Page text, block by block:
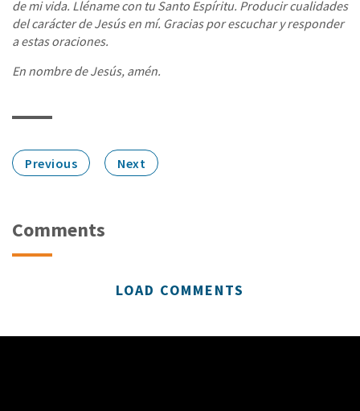
de mi vida. Lléname con tu Santo Espíritu. Producir cualidades
del carácter de Jesús en mí. Gracias por escuchar y responder
a estas oraciones.
En nombre de Jesús, amén.
Previous Next
Comments
LOAD COMMENTS